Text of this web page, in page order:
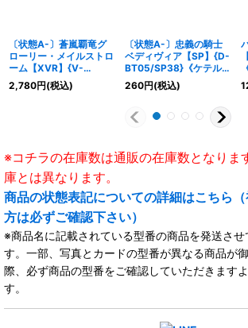
〔状態A-〕蒼嵐覇竜グ
ローリー・メイルストロ
ーム【XVR】{V-
EB08/XV01}《アクアフ
ォース》
2,780円(税込)
〔状態A-〕忠義の騎士
ベディヴィア【SP】{D-
BT05/SP38}《ケテルサ
ンクチュアリ》
260円(税込)
※コチラの在庫数は通販の在庫数となりま
庫とは異なります。
商品の状態表記についての詳細はこちら
方は必ずご確認下さい）
※商品名に記載されている型番の商品を発送させ
す。一部、写真とカードの型番が異なる商品が
際、必ず商品の型番をご確認していただきます
す。